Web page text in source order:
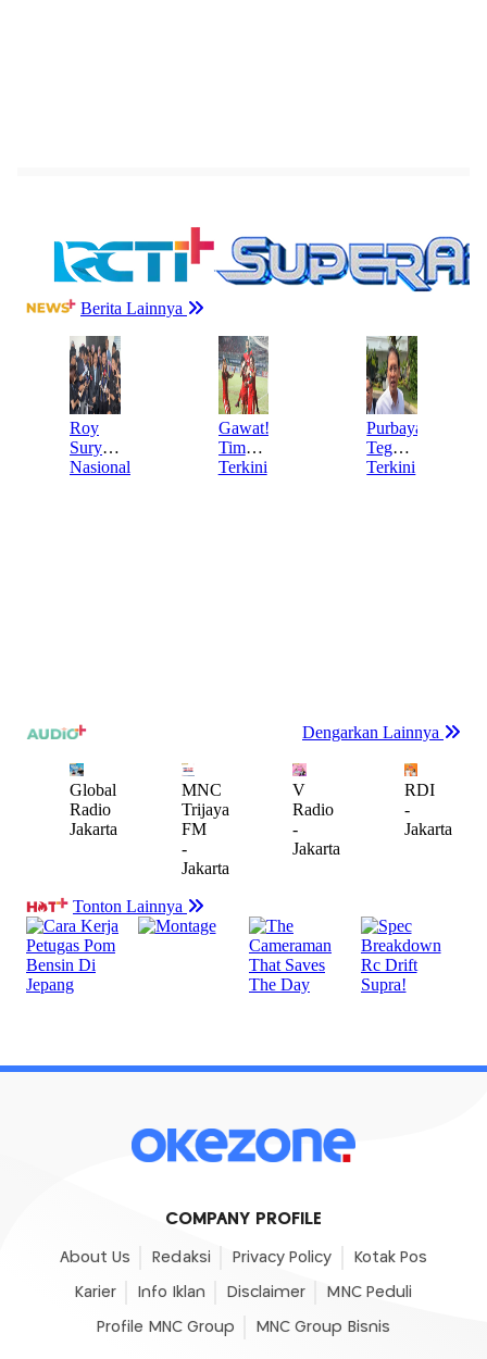
COMPANY PROFILE
About Us Redaksi Privacy Policy Kotak Pos
Karier Info Iklan Disclaimer MNC Peduli
Profile MNC Group MNC Group Bisnis